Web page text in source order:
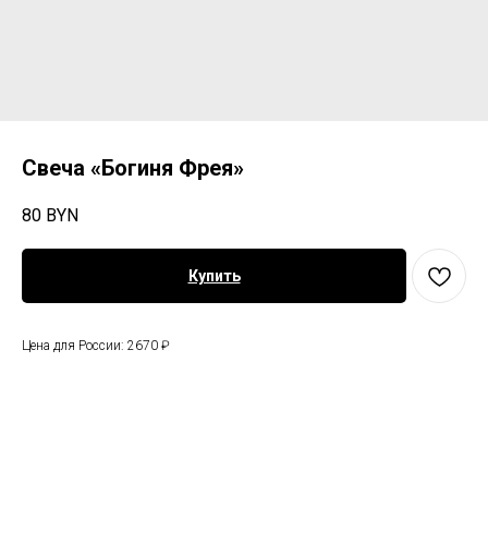
Свеча «Богиня Фрея»
80 BYN
Купить
Цена для России: 2670 ₽